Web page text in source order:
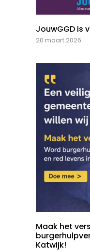
JouwGGD is
20 maart 2026
Maak het
Katwijk!